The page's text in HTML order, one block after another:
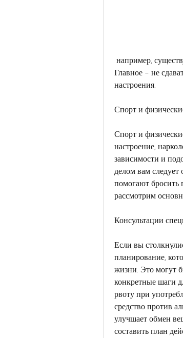
Главное – не
настроения.
Спорт и
Спорт и
настроение,
зависимости и
делом вам следует
помогают бросить
рассмотрим
Консультации
Если вы
планирование,
жизни. Это могут
конкретные шаги
рвоту при
средство против
улучшает обмен
составить план